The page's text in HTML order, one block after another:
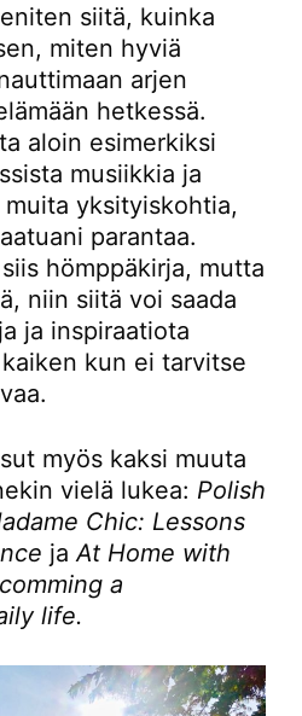
siitä, kuinka
miten hyviä
arjen
hetkessä.
aloin esimerkiksi
musiikkia ja
yksityiskohtia,
parantaa.
hömppäkirja, mutta
niin siitä voi saada
ja inspiraatiota
kun ei tarvitse
myös kaksi muuta
vielä lukea: Polish
Chic: Lessons
jaAt Home with
a
life.